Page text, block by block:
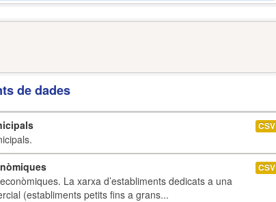
de dades
CSV
La xarxa d’establiments dedicats a una
(establiments petits fins a grans...
CSV